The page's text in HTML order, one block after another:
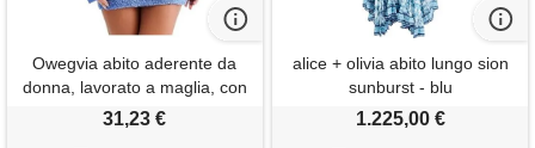
Owegvia abito aderente da
donna, lavorato a maglia, con
scollo a barchetta, spalle
31,23 €
alice + olivia abito lungo sion
sunburst - blu
1.225,00 €